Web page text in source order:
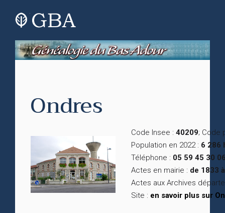
Ondres
Code Insee : 40209; Code
Population en 2022 : 6 286
Téléphone : 05 59 45 30
Actes en mairie : de 1833
Actes aux Archives
Site : en savoir plus sur